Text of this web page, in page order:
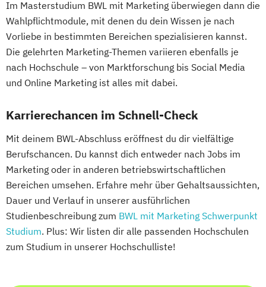
Im Masterstudium BWL mit Marketing überwiegen dann die
Wahlpflichtmodule, mit denen du dein Wissen je nach
Vorliebe in bestimmten Bereichen spezialisieren kannst.
Die gelehrten Marketing-Themen variieren ebenfalls je
nach Hochschule – von Marktforschung bis Social Media
und Online Marketing ist alles mit dabei.
Karrierechancen im Schnell-Check
Mit deinem BWL-Abschluss eröffnest du dir vielfältige
Berufschancen. Du kannst dich entweder nach Jobs im
Marketing oder in anderen betriebswirtschaftlichen
Bereichen umsehen. Erfahre mehr über Gehaltsaussichten,
Dauer und Verlauf in unserer ausführlichen
Studienbeschreibung zum BWL mit Marketing Schwerpunkt
Studium. Plus: Wir listen dir alle passenden Hochschulen
zum Studium in unserer Hochschulliste!